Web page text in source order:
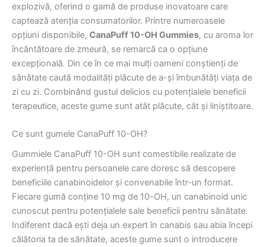
explozivă, oferind o gamă de produse inovatoare care
captează atenția consumatorilor. Printre numeroasele
opțiuni disponibile, CanaPuff 10-OH Gummies, cu aroma lor
încântătoare de zmeură, se remarcă ca o opțiune
excepțională. Din ce în ce mai mulți oameni conștienți de
sănătate caută modalități plăcute de a-și îmbunătăți viața de
zi cu zi. Combinând gustul delicios cu potențialele beneficii
terapeutice, aceste gume sunt atât plăcute, cât și liniștitoare.
Ce sunt gumele CanaPuff 10-OH?
Gummiele CanaPuff 10-OH sunt comestibile realizate de
experiență pentru persoanele care doresc să descopere
beneficiile canabinoidelor și convenabile într-un format.
Fiecare gumă conține 10 mg de 10-OH, un canabinoid unic
cunoscut pentru potențialele sale beneficii pentru sănătate.
Indiferent dacă ești deja un expert în canabis sau abia începi
călătoria ta de sănătate, aceste gume sunt o introducere